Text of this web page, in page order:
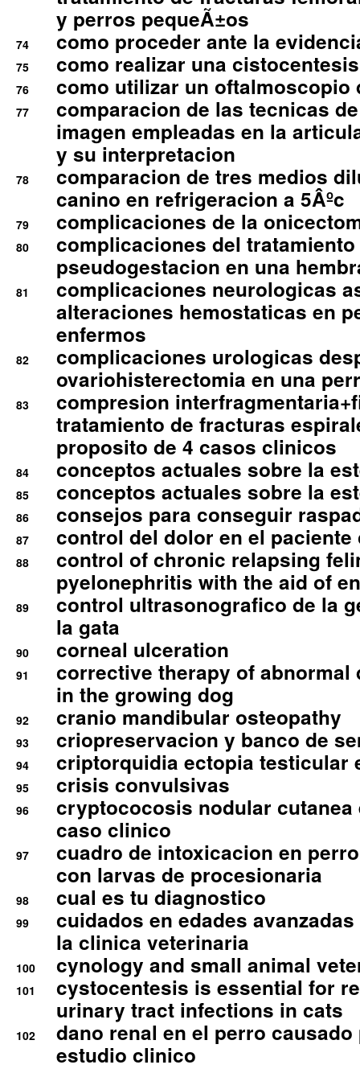
y perros pequeÃ±os
74 como proceder ante la
75 como realizar una
76 como utilizar un oftalmoscopio
77
comparacion de las tecnicas
imagen empleadas en la
y su interpretacion
78
comparacion de tres medios
canino en refrigeracion a 5Âºc
79 complicaciones de la
80
complicaciones del
pseudogestacion en una
81
complicaciones neurologicas
alteraciones hemostaticas en
enfermos
82
complicaciones urologicas
ovariohisterectomia en una
83
compresion
tratamiento de fracturas
proposito de 4 casos clinicos
84 conceptos actuales sobre la
85 conceptos actuales sobre la
86 consejos para conseguir
87 control del dolor en el
88
control of chronic relapsing
pyelonephritis with the aid of
89
control ultrasonografico de la
la gata
90 corneal ulceration
91
corrective therapy of abnormal
in the growing dog
92 cranio mandibular osteopathy
93 criopreservacion y banco de
94 criptorquidia ectopia testicular
95 crisis convulsivas
96
cryptococosis nodular cutanea
caso clinico
97
cuadro de intoxicacion en
con larvas de procesionaria
98 cual es tu diagnostico
99
cuidados en edades
la clinica veterinaria
100 cynology and small animal
101
cystocentesis is essential for
urinary tract infections in cats
102
dano renal en el perro
estudio clinico